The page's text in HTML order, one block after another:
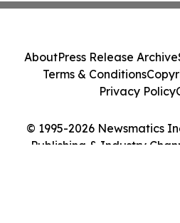
© 1995-2026 Newsmatics
Publishing & Industry
AboutPress Release Archive
Terms & Conditions
Privacy Policy